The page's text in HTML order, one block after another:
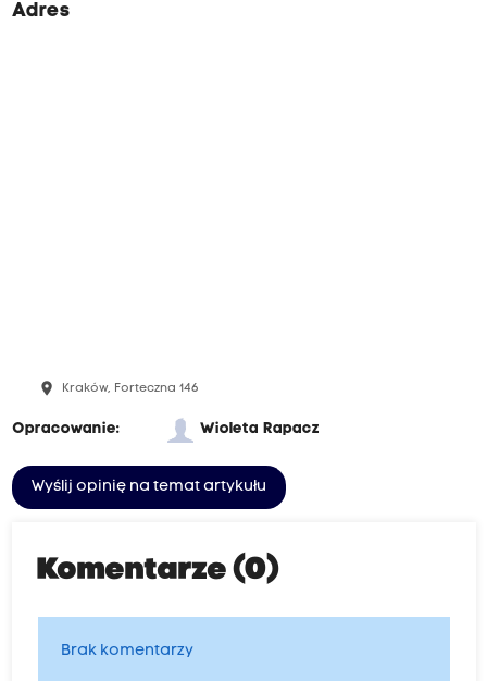
Adres
place Kraków, Forteczna 146
Opracowanie: Wioleta Rapacz
Wyślij opinię na temat artykułu
Komentarze (0)
Brak komentarzy